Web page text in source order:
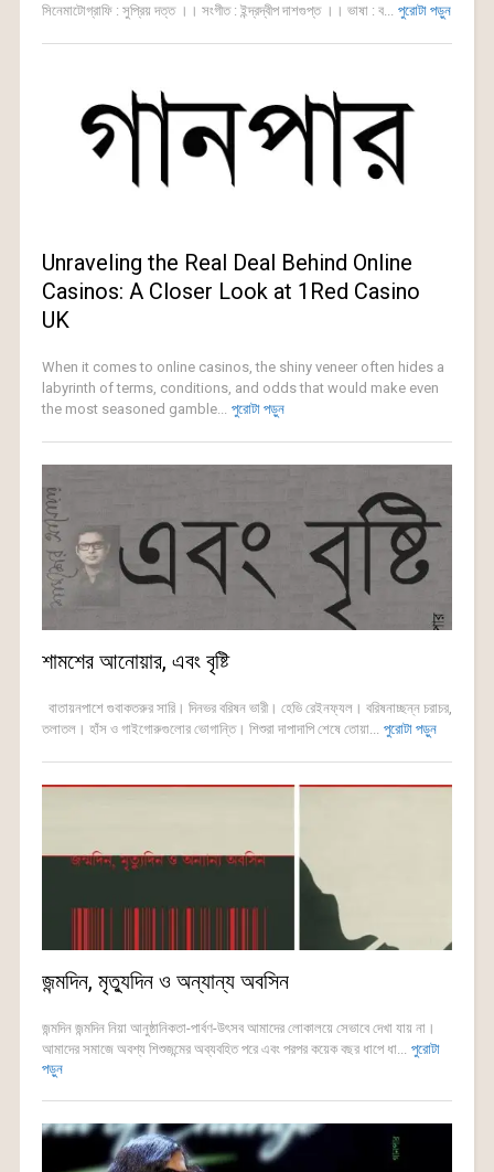
সিনেমাটোগ্রাফি : সুপ্রিয় দত্ত ।। সংগীত : ইন্দ্রদ্বীপ দাশগুপ্ত ।। ভাষা : ব... পুরোটা পড়ুন
Unraveling the Real Deal Behind Online
Casinos: A Closer Look at 1Red Casino
UK
When it comes to online casinos, the shiny veneer often hides a
labyrinth of terms, conditions, and odds that would make even
the most seasoned gamble... পুরোটা পড়ুন
শামশের আনোয়ার, এবং বৃষ্টি
বাতায়নপাশে গুবাকতরুর সারি। দিনভর বরিষন ভারী। হেভি রেইনফ্যল। বরিষনাচ্ছন্ন চরাচর,
তলাতল। হাঁস ও গাইগোরুগুলোর ভোগান্তি। শিশুরা দাপাদাপি শেষে তোয়া... পুরোটা পড়ুন
জন্মদিন, মৃত্যুদিন ও অন্যান্য অবসিন
জন্মদিন জন্মদিন নিয়া আনুষ্ঠানিকতা-পার্বণ-উৎসব আমাদের লোকালয়ে সেভাবে দেখা যায় না।
আমাদের সমাজে অবশ্য শিশুজন্মের অব্যবহিত পরে এবং পরপর কয়েক বছর ধাপে ধা... পুরোটা
পড়ুন